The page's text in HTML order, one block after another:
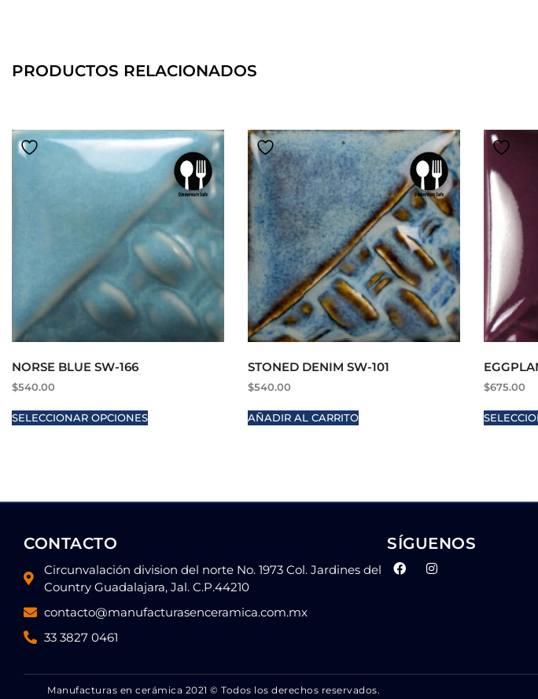
PRODUCTOS RELACIONADOS
NORSE BLUE SW-166
$540.00
SELECCIONAR OPCIONES
STONED DENIM SW-101
$540.00
AÑADIR AL CARRITO
$675.00
CONTACTO
Circunvalación division del norte No. 1973 Col. Jardines del
Country Guadalajara, Jal. C.P.44210
contacto@manufacturasenceramica.com.mx
33 3827 0461
SÍGUENOS
Manufacturas en cerámica 2021 © Todos los derechos reservados.